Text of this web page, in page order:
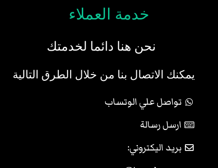
خدمة العملاء
نحن هنا دائما لخدمتك
يمكنك الاتصال بنا من خلال الطرق التالية
تواصل علي الوتساب
ارسل رسالة
بريد اليكتروني: